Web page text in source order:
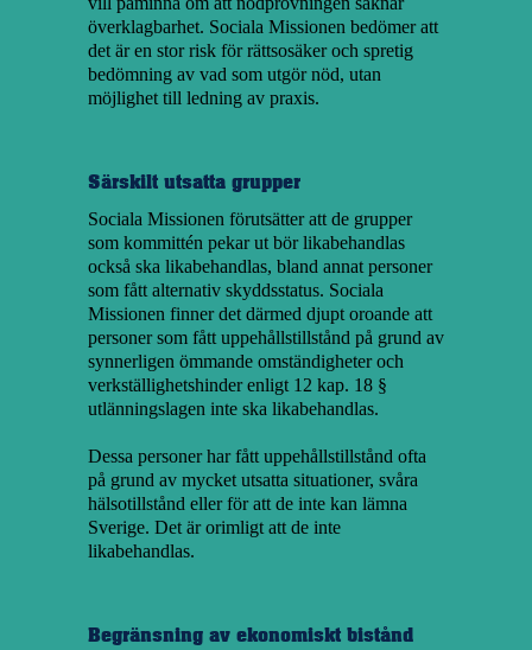
överklagbarhet. Sociala Missionen bedömer att
det är en stor risk för rättsosäker och spretig
bedömning av vad som utgör nöd, utan
möjlighet till ledning av praxis.
Särskilt utsatta grupper
Sociala Missionen förutsätter att de grupper
som kommittén pekar ut bör likabehandlas
också ska likabehandlas, bland annat personer
som fått alternativ skyddsstatus. Sociala
Missionen finner det därmed djupt oroande att
personer som fått uppehållstillstånd på grund av
synnerligen ömmande omständigheter och
verkställighetshinder enligt 12 kap. 18 §
utlänningslagen inte ska likabehandlas.
Dessa personer har fått uppehållstillstånd ofta
på grund av mycket utsatta situationer, svåra
hälsotillstånd eller för att de inte kan lämna
Sverige. Det är orimligt att de inte
likabehandlas.
Begränsning av ekonomiskt bistånd